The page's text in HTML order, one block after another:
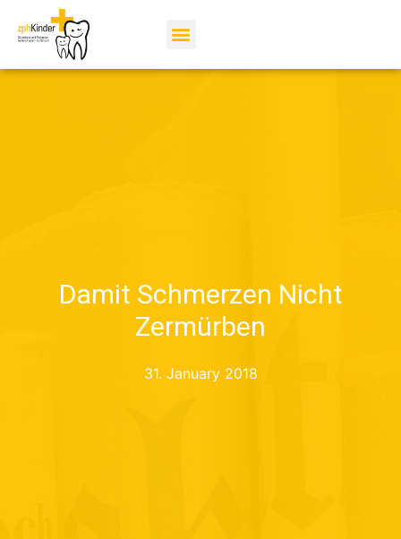
Damit Schmerzen Nicht
Zermürben
31. January 2018